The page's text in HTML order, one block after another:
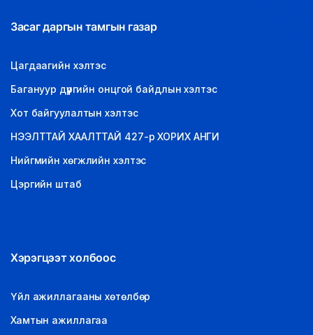
Засаг даргын тамгын газар
Цагдаагийн хэлтэс
Багануур дүүргийн онцгой байдлын хэлтэс
Хот байгуулалтын хэлтэс
НЭЭЛТТАЙ ХААЛТТАЙ 427-р ХОРИХ АНГИ
Нийгмийн хөгжлийн хэлтэс
Цэргийн штаб
Хэрэгцээт холбоос
Үйл ажиллагааны хөтөлбөр
Хамтын ажиллагаа